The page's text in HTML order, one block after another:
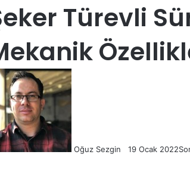
Türevli
Oğuz Sezgin 19 Ocak 2022